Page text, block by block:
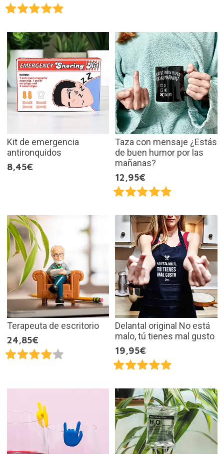
Kit de emergencia
antironquidos
8,45€
Taza con mensaje ¿Estás
de buen humor por las
mañanas?
12,95€
Terapeuta de escritorio
24,85€
Delantal original No está
malo, tú tienes mal gusto
19,95€